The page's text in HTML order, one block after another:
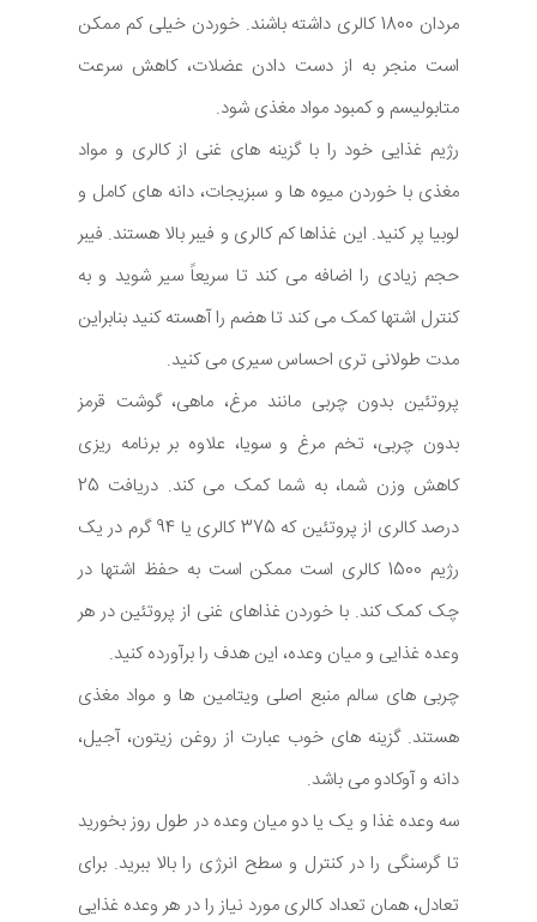
مردان 1800 کالری داشته باشند. خوردن خیلی کم ممکن
است منجر به از دست دادن عضلات، کاهش سرعت
متابولیسم و کمبود مواد مغذی شود.
رژیم غذایی خود را با گزینه های غنی از کالری و مواد
مغذی با خوردن میوه ها و سبزیجات، دانه های کامل و
لوبیا پر کنید. این غذاها کم کالری و فیبر بالا هستند. فیبر
حجم زیادی را اضافه می کند تا سریعاً سیر شوید و به
کنترل اشتها کمک می کند تا هضم را آهسته کنید بنابراین
مدت طولانی تری احساس سیری می کنید.
پروتئین بدون چربی مانند مرغ، ماهی، گوشت قرمز
بدون چربی، تخم مرغ و سویا، علاوه بر برنامه ریزی
کاهش وزن شما، به شما کمک می کند. دریافت 25
درصد کالری از پروتئین که 375 کالری یا 94 گرم در یک
رژیم 1500 کالری است ممکن است به حفظ اشتها در
چک کمک کند. با خوردن غذاهای غنی از پروتئین در هر
وعده غذایی و میان وعده، این هدف را برآورده کنید.
چربی های سالم منبع اصلی ویتامین ها و مواد مغذی
هستند. گزینه های خوب عبارت از روغن زیتون، آجیل،
دانه و آوکادو می باشد.
سه وعده غذا و یک یا دو میان وعده در طول روز بخورید
تا گرسنگی را در کنترل و سطح انرژی را بالا ببرید. برای
تعادل، همان تعداد کالری مورد نیاز را در هر وعده غذایی